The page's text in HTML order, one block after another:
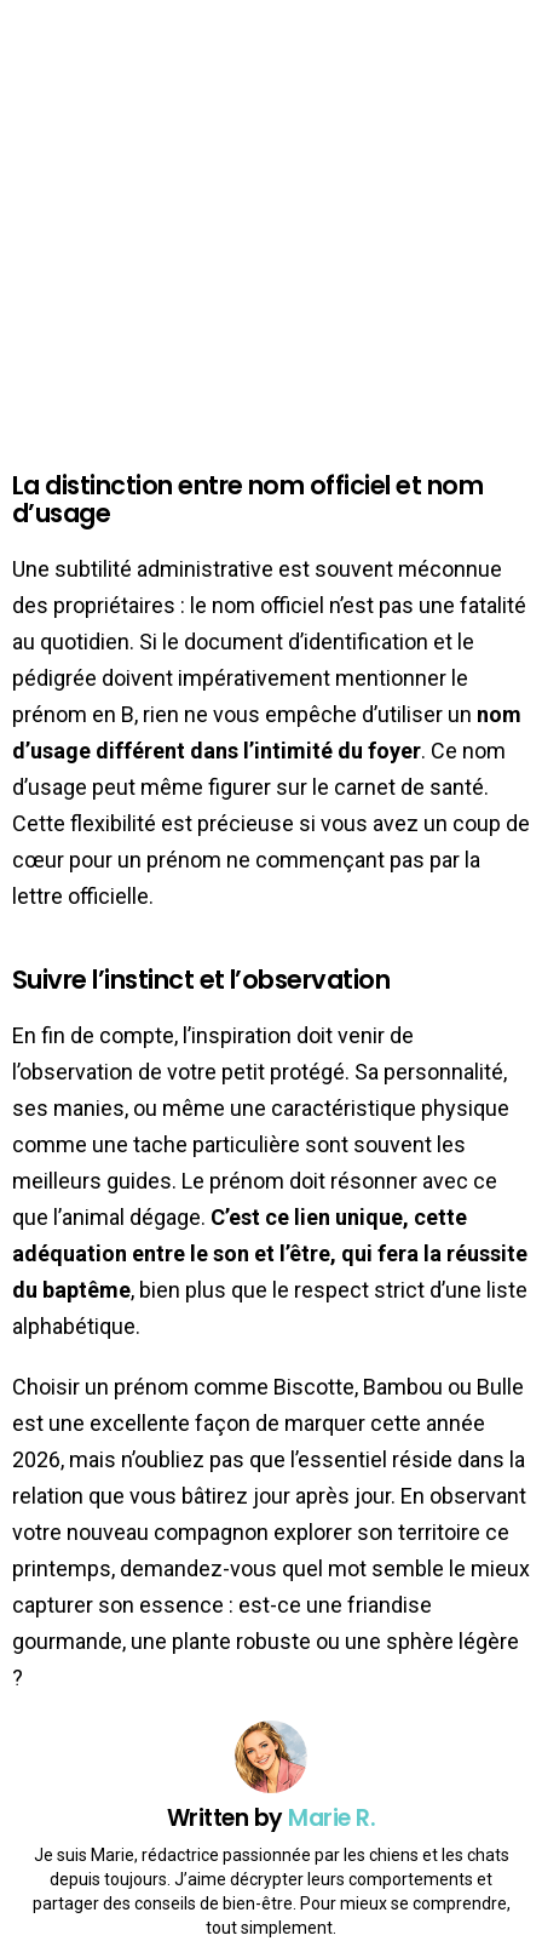
La distinction entre nom officiel et nom
d’usage
Une subtilité administrative est souvent méconnue
des propriétaires : le nom officiel n’est pas une fatalité
au quotidien. Si le document d’identification et le
pédigrée doivent impérativement mentionner le
prénom en B, rien ne vous empêche d’utiliser un nom
d’usage différent dans l’intimité du foyer. Ce nom
d’usage peut même figurer sur le carnet de santé.
Cette flexibilité est précieuse si vous avez un coup de
cœur pour un prénom ne commençant pas par la
lettre officielle.
Suivre l’instinct et l’observation
En fin de compte, l’inspiration doit venir de
l’observation de votre petit protégé. Sa personnalité,
ses manies, ou même une caractéristique physique
comme une tache particulière sont souvent les
meilleurs guides. Le prénom doit résonner avec ce
que l’animal dégage. C’est ce lien unique, cette
adéquation entre le son et l’être, qui fera la réussite
du baptême, bien plus que le respect strict d’une liste
alphabétique.
Choisir un prénom comme Biscotte, Bambou ou Bulle
est une excellente façon de marquer cette année
2026, mais n’oubliez pas que l’essentiel réside dans la
relation que vous bâtirez jour après jour. En observant
votre nouveau compagnon explorer son territoire ce
printemps, demandez-vous quel mot semble le mieux
capturer son essence : est-ce une friandise
gourmande, une plante robuste ou une sphère légère
?
Written byMarie R.
Je suis Marie, rédactrice passionnée par les chiens et les chats
depuis toujours. J’aime décrypter leurs comportements et
partager des conseils de bien-être. Pour mieux se comprendre,
tout simplement.